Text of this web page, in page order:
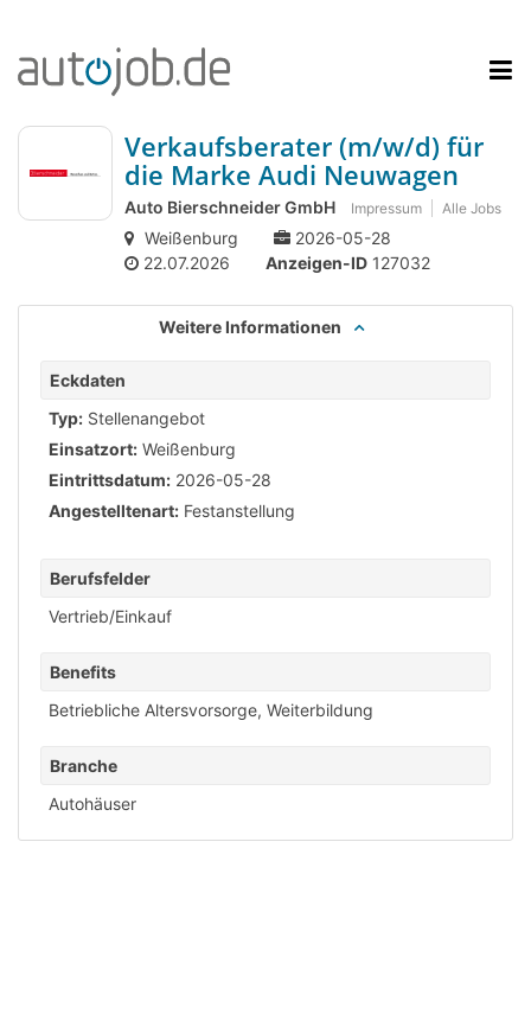
Verkaufsberater (m/w/d) für
die Marke Audi Neuwagen
Auto Bierschneider GmbH Impressum Alle Jobs
Weißenburg
2026-05-28
22.07.2026
Anzeigen-ID 127032
Weitere Informationen
Eckdaten
Typ: Stellenangebot
Einsatzort: Weißenburg
Eintrittsdatum: 2026-05-28
Angestelltenart: Festanstellung
Berufsfelder
Vertrieb/Einkauf
Benefits
Betriebliche Altersvorsorge, Weiterbildung
Branche
Autohäuser